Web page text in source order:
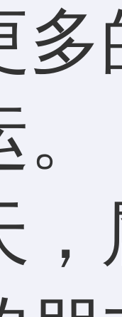
多
，